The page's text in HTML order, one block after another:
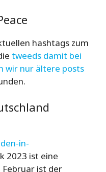
hashtags zum
tweeds damit bei
wir nur ältere posts
in-
2023 ist eine
Februar ist der